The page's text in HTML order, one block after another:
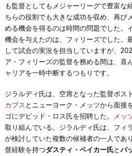
も監督としてもメジャーリーグで豊富な
ちらの役割でも大きな成功を収め、再び
める機会を得るのは時間の問題でした。
機会を与えたのは、フィリーズでした。
して試合の実況を担当していますが、
ア・フィリーズの監督を務める間は、喜
ャリアを一時中断するつもりです。
ジラルディ氏は、空席となった監督ポス
カブス とニューヨーク・メッツから面接
ゴにデビッド・ロス氏を招聘した。
メッ
取り組んでいる。ジラルディ氏は、フィ
が検討していた複数の候補者の一人であ
督経験を持つダスティ・ベイカー氏とバ